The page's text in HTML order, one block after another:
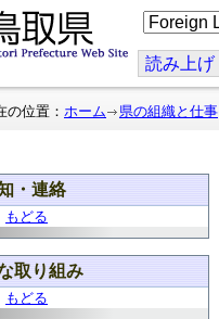
こ
の
ジ
を
翻
読み上げ
の位置： ホーム 県の組織と仕事
・連絡
もどる
取り組み
もどる